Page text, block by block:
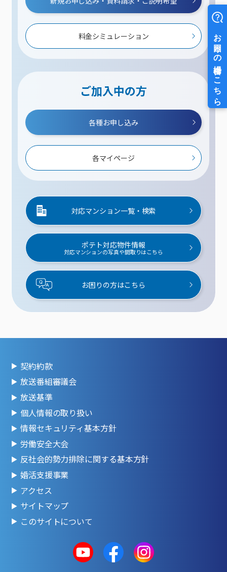
料金シミュレーション
ご加入中の方
各種お申し込み
各マイページ
対応マンション一覧・検索
ポテト対応物件情報
対応マンションの写真や間取りはこちら
お困りの方はこちら
契約約款
放送番組審議会
放送基準
個人情報の取り扱い
情報セキュリティ基本方針
労働安全大会
反社会的勢力排除に関する基本方針
婚活支援事業
アクセス
サイトマップ
このサイトについて